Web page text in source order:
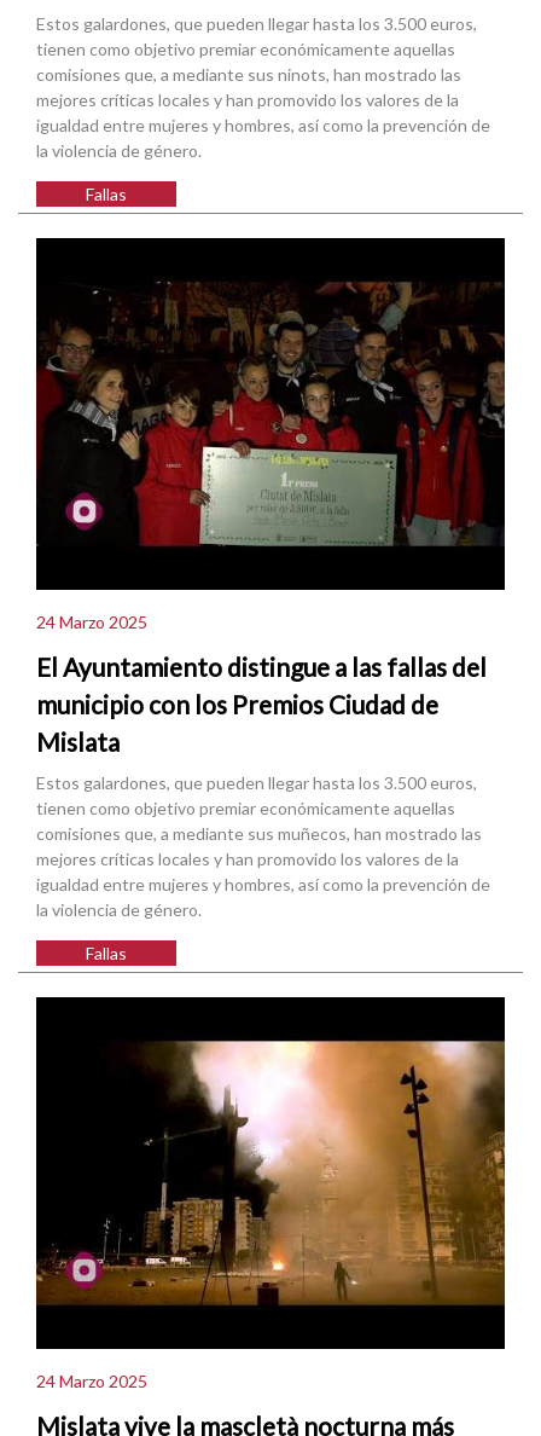
Estos galardones, que pueden llegar hasta los 3.500 euros,
tienen como objetivo premiar económicamente aquellas
comisiones que, a mediante sus ninots, han mostrado las
mejores críticas locales y han promovido los valores de la
igualdad entre mujeres y hombres, así como la prevención de
la violencia de género.
Fallas
24 Marzo 2025
El Ayuntamiento distingue a las fallas del
municipio con los Premios Ciudad de
Mislata
Estos galardones, que pueden llegar hasta los 3.500 euros,
tienen como objetivo premiar económicamente aquellas
comisiones que, a mediante sus muñecos, han mostrado las
mejores críticas locales y han promovido los valores de la
igualdad entre mujeres y hombres, así como la prevención de
la violencia de género.
Fallas
24 Marzo 2025
Mislata vive la mascletà nocturna más